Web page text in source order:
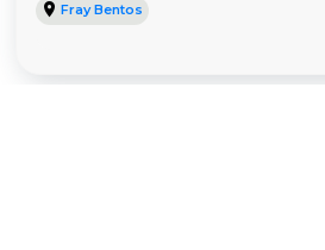
Fray Bentos